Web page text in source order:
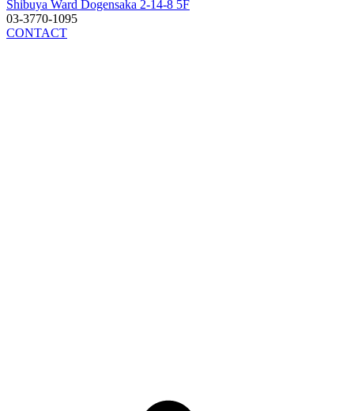
Shibuya Ward Dogensaka 2-14-8 5F
03-3770-1095
CONTACT